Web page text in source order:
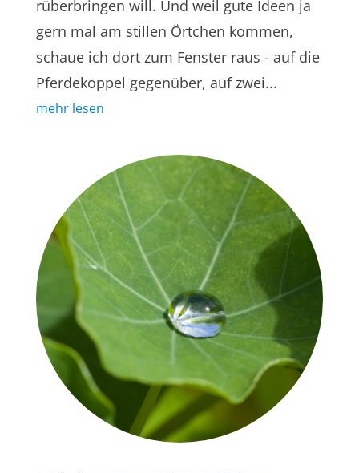
rüberbringen will. Und weil gute Ideen ja
gern mal am stillen Örtchen kommen,
schaue ich dort zum Fenster raus - auf die
Pferdekoppel gegenüber, auf zwei...
mehr lesen